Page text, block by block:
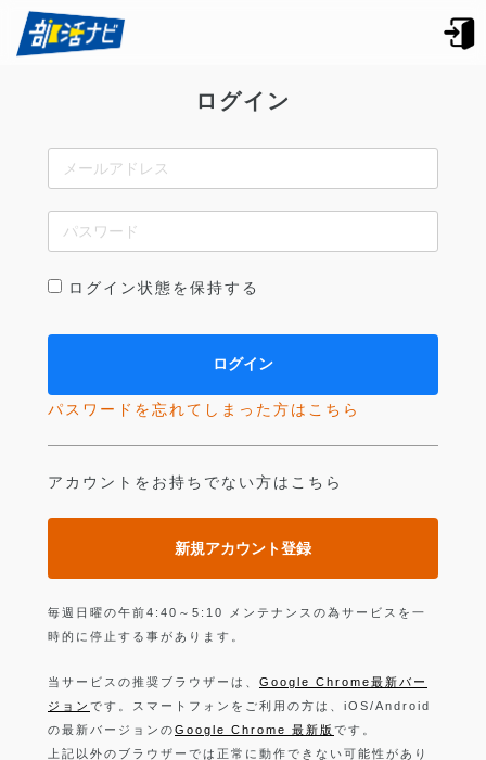
ログイン
ログイン状態を保持する
パスワードを忘れてしまった方はこちら
アカウントをお持ちでない方はこちら
新規アカウント登録
毎週日曜の午前4:40～5:10 メンテナンスの為サービスを一
時的に停止する事があります。
当サービスの推奨ブラウザーは、 Google Chrome最新バー
ジョン です。スマートフォンをご利用の方は、iOS/Android
の最新バージョンのGoogle Chrome 最新版 です。
上記以外のブラウザーでは正常に動作できない可能性があり